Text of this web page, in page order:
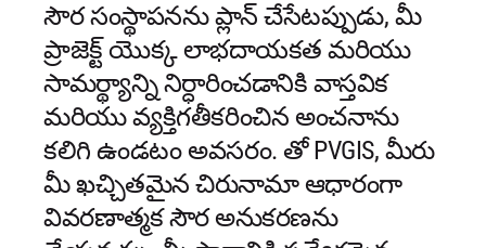
సౌర సంస్థాపనను ప్లాన్ చేసేటప్పుడు, మీ
ప్రాజెక్ట్ యొక్క లాభదాయకత మరియు
సామర్థ్యాన్ని నిర్ధారించడానికి వాస్తవిక
మరియు వ్యక్తిగతీకరించిన అంచనాను
కలిగి ఉండటం అవసరం. తో PVGIS, మీరు
మీ ఖచ్చితమైన చిరునామా ఆధారంగా
వివరణాత్మక సౌర అనుకరణను